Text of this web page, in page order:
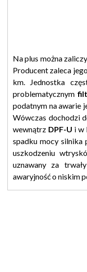
Na plus można
Producent zaleca
km. Jednostka
problematycznym
podatnym na awarie
Wówczas dochodzi
wewnątrz DPF-U i w
spadku mocy silnika
uszkodzeniu
uznawany za
awaryjność o niskim